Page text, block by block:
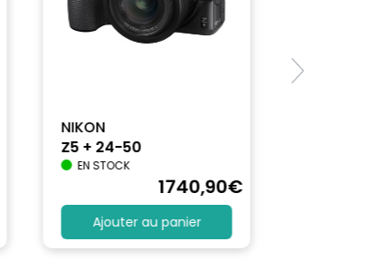
NIKON
Z5 + 24-50
EN STOCK
1740,90€
Ajouter au panier